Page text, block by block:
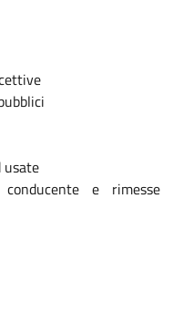
usate
e rimesse